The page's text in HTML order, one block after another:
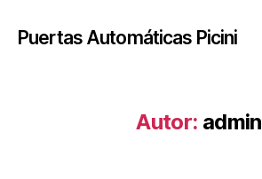
Puertas Automáticas Picini
Autor: admin